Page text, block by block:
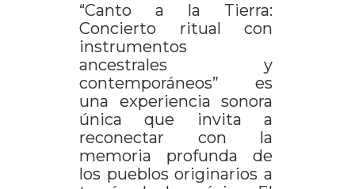
“Canto a la Tierra:
Concierto ritual con
instrumentos
ancestrales y
contemporáneos” es
una experiencia sonora
única que invita a
reconectar con la
memoria profunda de
los pueblos originarios a